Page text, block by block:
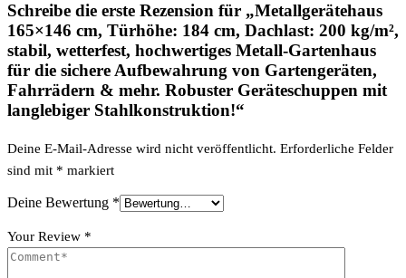
Schreibe die erste Rezension für „Metallgerätehaus
165×146 cm, Türhöhe: 184 cm, Dachlast: 200 kg/m²,
stabil, wetterfest, hochwertiges Metall-Gartenhaus
für die sichere Aufbewahrung von Gartengeräten,
Fahrrädern & mehr. Robuster Geräteschuppen mit
langlebiger Stahlkonstruktion!“
Deine E-Mail-Adresse wird nicht veröffentlicht. Erforderliche Felder
sind mit * markiert
Deine Bewertung *
Your Review *